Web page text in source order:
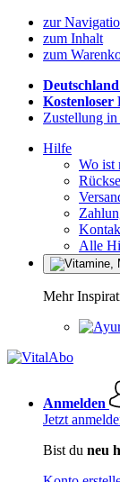
zur
zum Inhalt
zum
Kostenloser
Zustellung in
Hilfe
Wo ist
Alle
Mehr
Anmelden
Jetzt
Bist du neu